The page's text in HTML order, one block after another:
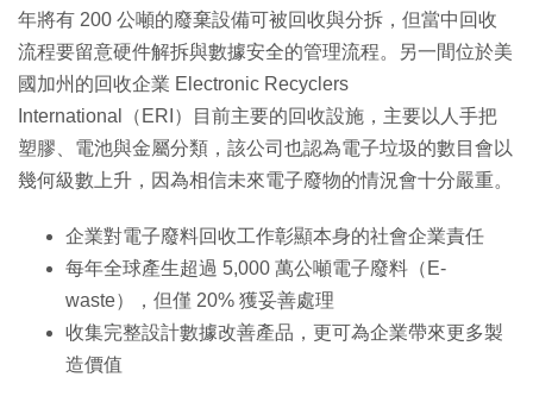
年將有 200 公噸的廢棄設備可被回收與分拆，但當中回收
流程要留意硬件解拆與數據安全的管理流程。另一間位於美
國加州的回收企業 Electronic Recyclers
International（ERI）目前主要的回收設施，主要以人手把
塑膠、電池與金屬分類，該公司也認為電子垃圾的數目會以
幾何級數上升，因為相信未來電子廢物的情況會十分嚴重。
企業對電子廢料回收工作彰顯本身的社會企業責任
每年全球產生超過 5,000 萬公噸電子廢料（E-
waste），但僅 20% 獲妥善處理
收集完整設計數據改善產品，更可為企業帶來更多製
造價值